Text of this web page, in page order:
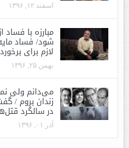
اسفند ۱۲, ۱۳۹۶
مبارزه با فساد
شود/ فساد
لازم برای
بهمن ۲۵, ۱۳۹۶
می‌دانم ولی
زندان بروم /
در سالگرد
آذر ۰۱, ۱۳۹۶